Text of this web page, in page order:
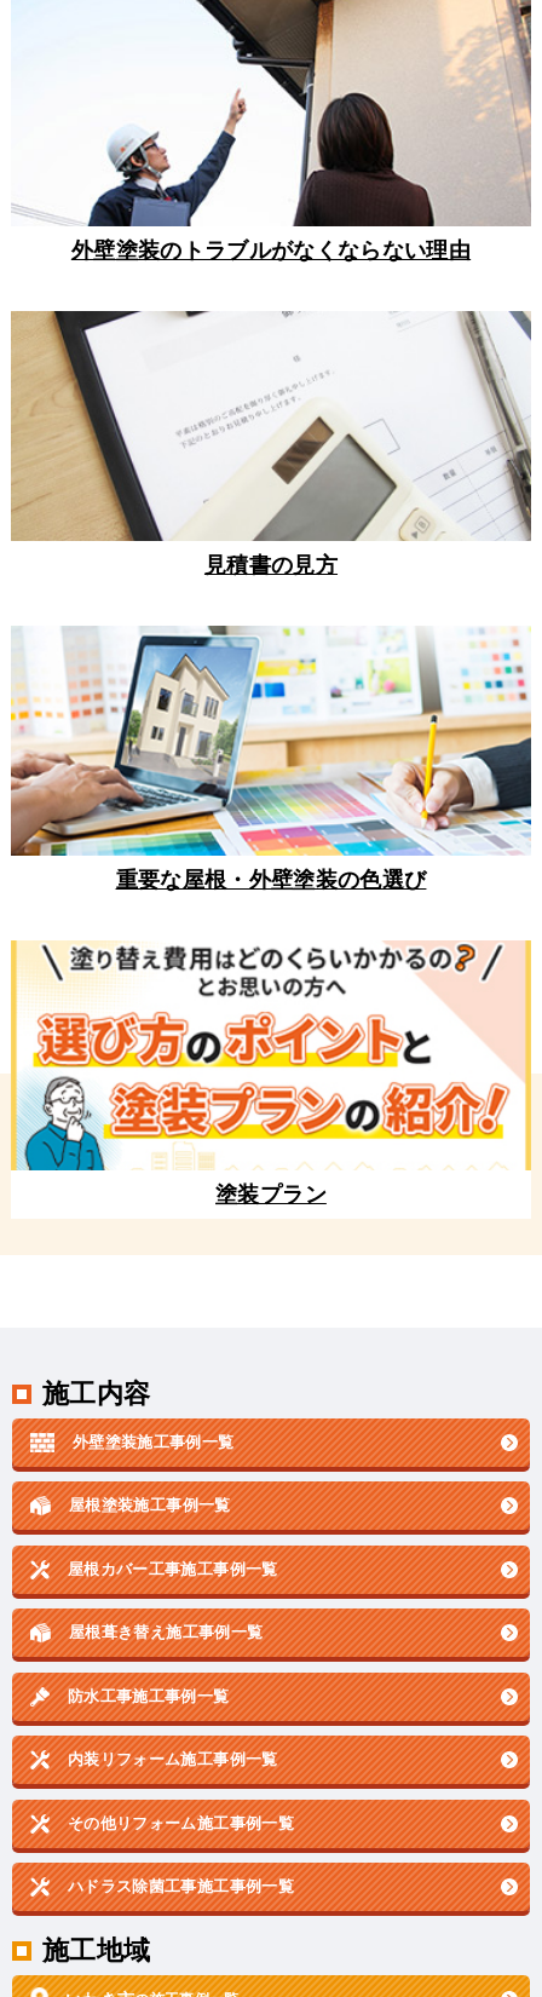
外壁塗装のトラブルがなくならない理由
見積書の見方
重要な屋根・外壁塗装の色選び
塗装プラン
施工内容
外壁塗装施工事例一覧
屋根塗装施工事例一覧
屋根カバー工事施工事例一覧
屋根葺き替え施工事例一覧
防水工事施工事例一覧
内装リフォーム施工事例一覧
その他リフォーム施工事例一覧
ハドラス除菌工事施工事例一覧
施工地域